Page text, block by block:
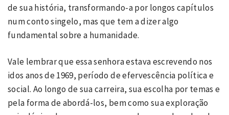
de sua história, transformando-a por longos capítulos
num conto singelo, mas que tem a dizer algo
fundamental sobre a humanidade.
Vale lembrar que essa senhora estava escrevendo nos
idos anos de 1969, período de efervescência política e
social. Ao longo de sua carreira, sua escolha por temas e
pela forma de abordá-los, bem como sua exploração